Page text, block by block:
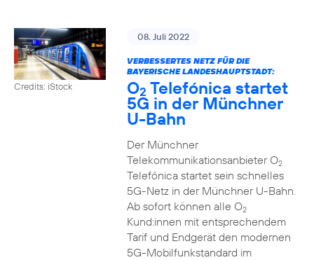
Credits: iStock
08. Juli 2022
VERBESSERTES NETZ FÜR DIE
BAYERISCHE LANDESHAUPTSTADT:
O2 Telefónica startet
5G in der Münchner
U-Bahn
Der Münchner
Telekommunikationsanbieter O2
Telefónica startet sein schnelles
5G-Netz in der Münchner U-Bahn.
Ab sofort können alle O2
Kund:innen mit entsprechendem
Tarif und Endgerät den modernen
5G-Mobilfunkstandard im